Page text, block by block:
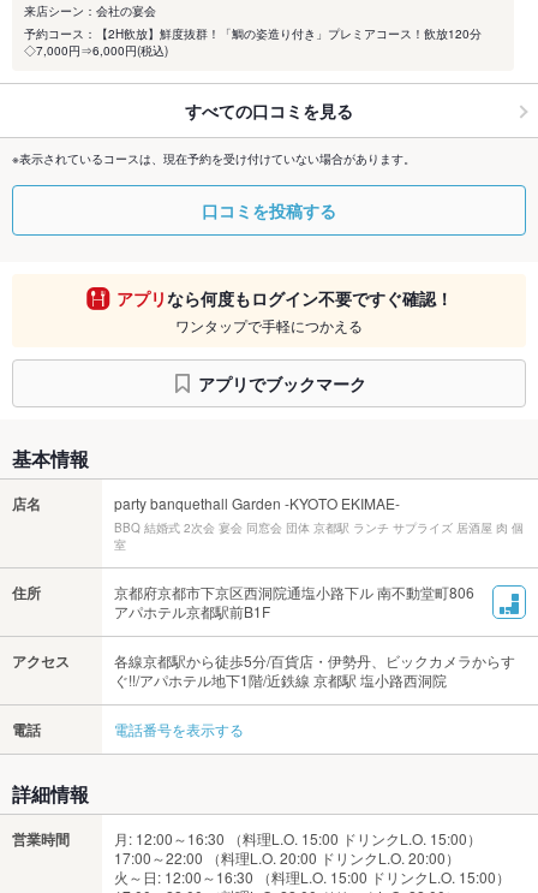
来店シーン：会社の宴会
予約コース：【2H飲放】鮮度抜群！「鯛の姿造り付き」プレミアコース！飲放120分
◇7,000円⇒6,000円(税込)
すべての口コミを見る
※表示されているコースは、現在予約を受け付けていない場合があります。
口コミを投稿する
アプリなら何度もログイン不要ですぐ確認！
ワンタップで手軽につかえる
アプリでブックマーク
基本情報
店名 party banquethall Garden -KYOTO EKIMAE-
BBQ 結婚式 2次会 宴会 同窓会 団体 京都駅 ランチ サプライズ 居酒屋 肉 個
室
住所
京都府京都市下京区西洞院通塩小路下ル 南不動堂町806
アパホテル京都駅前B1F
アクセス
各線京都駅から徒歩5分/百貨店・伊勢丹、ビックカメラからす
ぐ!!/アパホテル地下1階/近鉄線 京都駅 塩小路西洞院
電話 電話番号を表示する
詳細情報
営業時間
月: 12:00～16:30 （料理L.O. 15:00 ドリンクL.O. 15:00）
17:00～22:00 （料理L.O. 20:00 ドリンクL.O. 20:00）
火～日: 12:00～16:30 （料理L.O. 15:00 ドリンクL.O. 15:00）